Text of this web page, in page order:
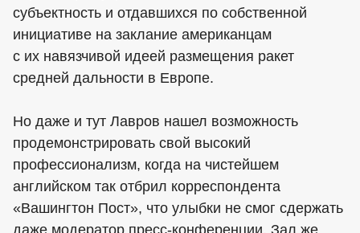
субъектность и отдавшихся по собственной
инициативе на заклание американцам
с их навязчивой идеей размещения ракет
средней дальности в Европе.
Но даже и тут Лавров нашел возможность
продемонстрировать свой высокий
профессионализм, когда на чистейшем
английском так отбрил корреспондента
«Вашингтон Пост», что улыбки не смог сдержать
даже модератор пресс-конференции. Зал же